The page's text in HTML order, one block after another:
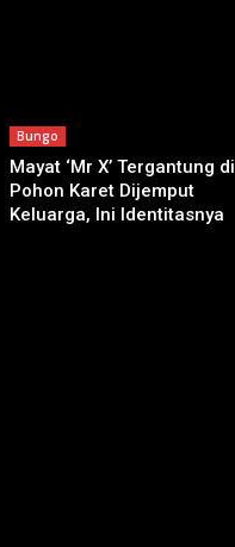
Bungo
Mayat ‘Mr X’ Tergantung di
Pohon Karet Dijemput
Keluarga, Ini Identitasnya